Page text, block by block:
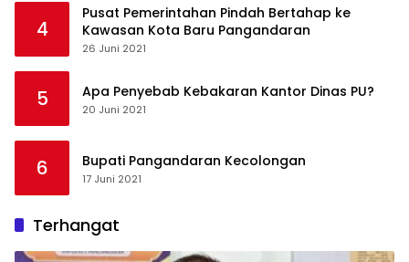
4
Pusat Pemerintahan Pindah Bertahap ke
Kawasan Kota Baru Pangandaran
26 Juni 2021
5 Apa Penyebab Kebakaran Kantor Dinas PU?
20 Juni 2021
6 Bupati Pangandaran Kecolongan
17 Juni 2021
Terhangat